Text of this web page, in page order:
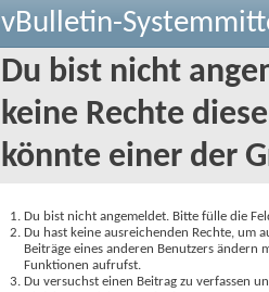
vBulletin-
Du bist nicht
keine Rechte
könnte einer der
Du bist nicht angemeldet. Bitte fülle die
Du hast keine ausreichenden Rechte, um
Beiträge eines anderen Benutzers
Funktionen aufrufst.
Du versuchst einen Beitrag zu verfassen